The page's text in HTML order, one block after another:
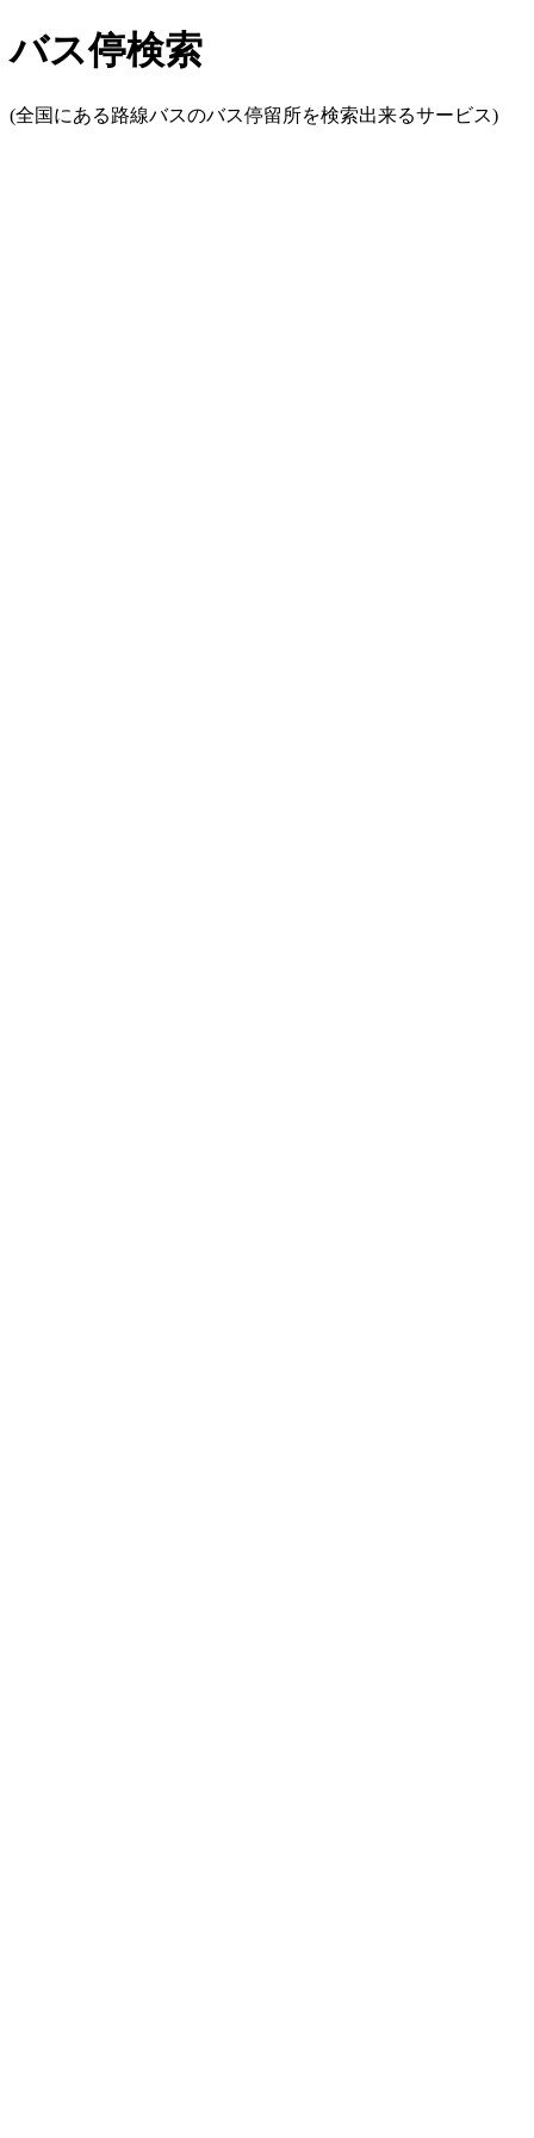
バス停検索
(全国にある路線バスのバス停留所を検索出来るサービス)